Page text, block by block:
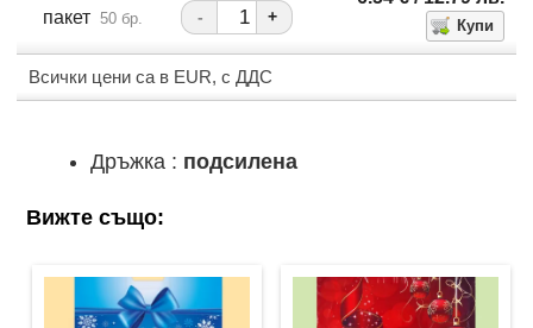
пакет 50 бр. - +
Всички цени са в EUR, с ДДС
Дръжка : подсилена
Вижте също: